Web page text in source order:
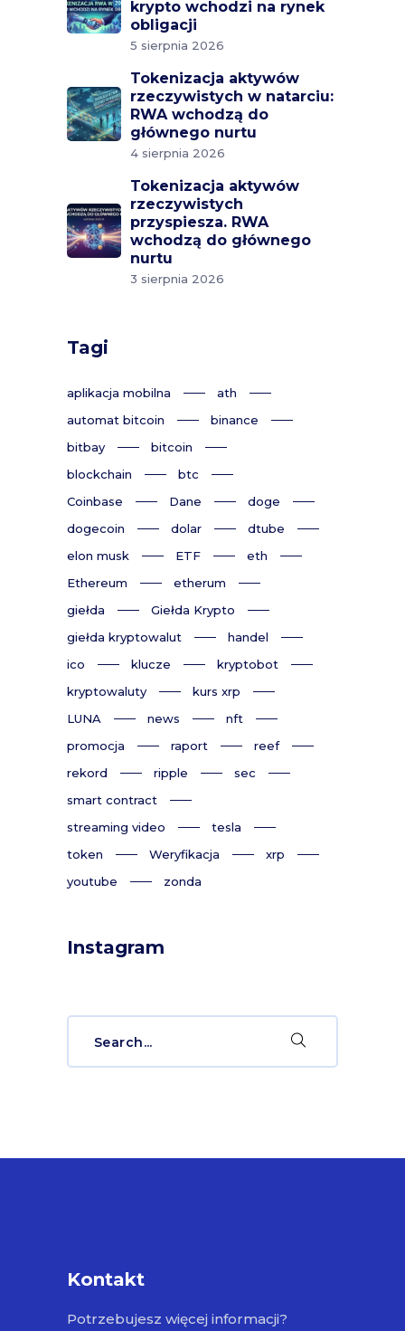
krypto wchodzi na rynek
obligacji
5 sierpnia 2026
Tokenizacja aktywów
rzeczywistych w natarciu:
RWA wchodzą do
głównego nurtu
4 sierpnia 2026
Tokenizacja aktywów
rzeczywistych
przyspiesza. RWA
wchodzą do głównego
nurtu
3 sierpnia 2026
Tagi
aplikacja mobilna
ath
automat bitcoin
binance
bitbay
bitcoin
blockchain
btc
Coinbase
Dane
doge
dogecoin
dolar
dtube
elon musk
ETF
eth
Ethereum
etherum
giełda
Giełda Krypto
giełda kryptowalut
handel
ico
klucze
kryptobot
kryptowaluty
kurs xrp
LUNA
news
nft
promocja
raport
reef
rekord
ripple
sec
smart contract
streaming video
tesla
token
Weryfikacja
xrp
youtube
zonda
Instagram
Kontakt
Potrzebujesz więcej informacji?